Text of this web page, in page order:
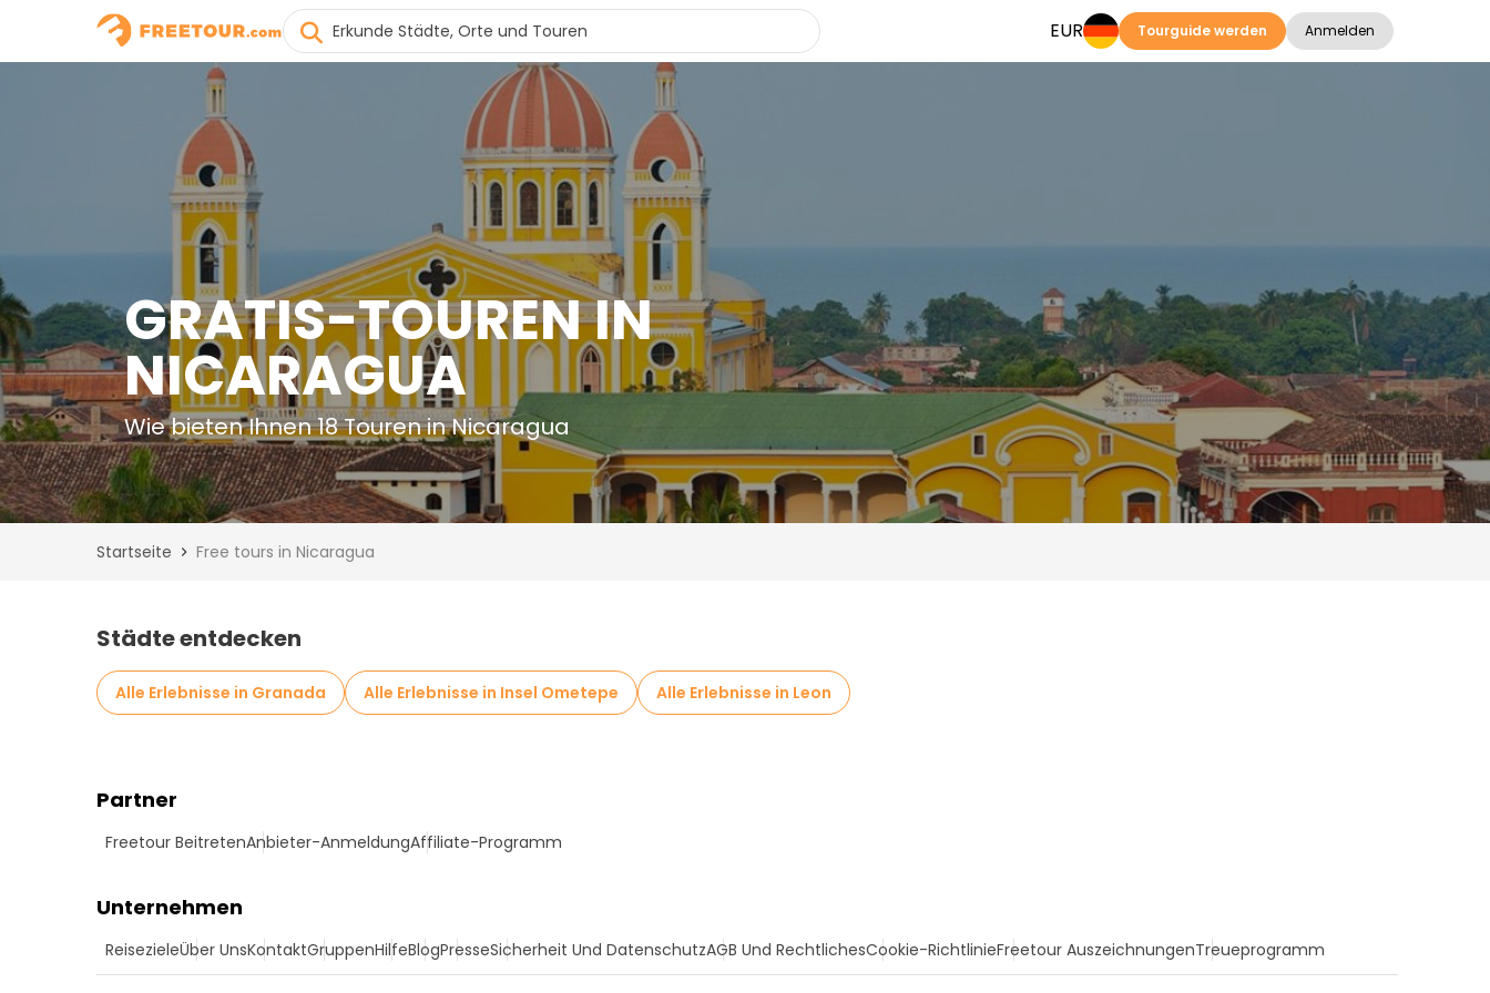
EUR Tourguide werden Anmelden
GRATIS-TOUREN IN
NICARAGUA
Wie bieten Ihnen 18 Touren in Nicaragua
Startseite Free tours in Nicaragua
Städte entdecken
Alle Erlebnisse in Granada Alle Erlebnisse in Insel Ometepe Alle Erlebnisse in Leon
Partner
Freetour BeitretenAnbieter-AnmeldungAffiliate-Programm
Unternehmen
ReisezieleÜber UnsKontaktGruppenHilfeBlogPresseSicherheit Und DatenschutzAGB Und RechtlichesCookie-RichtlinieFreetour AuszeichnungenTreueprogramm